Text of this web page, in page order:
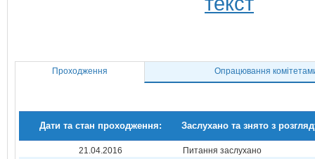
Проходження Опрацювання
Дати та стан проходження: Заслухано та знято з
21.04.2016
Питання заслухано